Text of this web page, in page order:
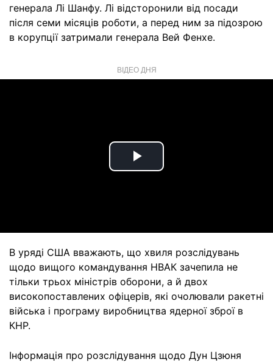
генерала Лі Шанфу. Лі відсторонили від посади
після семи місяців роботи, а перед ним за підозрою
в корупції затримали генерала Вей Фенхе.
ВІДЕО ДНЯ
Play
В уряді США вважають, що хвиля розслідувань
щодо вищого командування НВАК зачепила не
тільки трьох міністрів оборони, а й двох
високопоставлених офіцерів, які очолювали ракетні
війська і програму виробництва ядерної зброї в
КНР.
Інформація про розслідування щодо Дун Цзюня